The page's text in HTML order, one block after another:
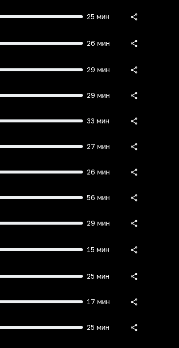
25 мин
26 мин
29 мин
29 мин
33 мин
27 мин
26 мин
56 мин
29 мин
15 мин
25 мин
17 мин
25 мин